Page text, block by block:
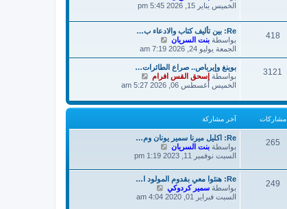
ك
ر
ش
ا
ك
ة
ا
د
آ
ر
م
ش
ا
ر
ة
الخميس يناير 15, 2026 5:45 pm
418
Re: بين تأليف كتاب والادعاء ب…
بواسطة بنت السريان
ا
ه
د
آ
خ
م
ش
ر
ك
الجمعة يوليو 24, 2026 7:19 am
3121
بوينغ وإيرباص.. صراع الطائرات…
بواسطة إسحق القس افرام
ا
د
آ
ر
م
ا
ك
ة
الخميس أغسطس 06, 2026 5:27 am
مشاركات آخر مشاركة
265
Re: اكليل ميرنا سمير يونان وم…
بواسطة بنت السريان
ا
د
آ
خ
ر
السبت نوفمبر 11, 2023 1:19 pm
249
Re: هنئوا معي بقدوم المولود ا…
بواسطة سمير كردوكي
ا
السبت فبراير 01, 2020 4:04 am